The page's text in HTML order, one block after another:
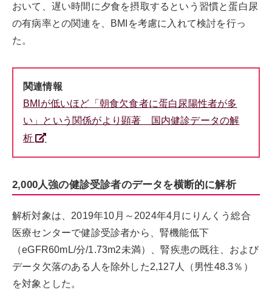
おいて、遅い時間に夕食を摂取するという習慣と蛋白尿
の有病率との関連を、BMIを考慮に入れて検討を行っ
た。
関連情報
BMIが低いほど「朝食欠食者に蛋白尿陽性者が多
い」という関係がより顕著 国内健診データの解
析
2,000人強の健診受診者のデータを横断的に解析
解析対象は、2019年10月～2024年4月にりんくう総合
医療センターで健診受診者から、腎機能低下
（eGFR60mL/分/1.73m2未満）、腎疾患の既往、および
データ欠落のある人を除外した2,127人（男性48.3％）
を対象とした。